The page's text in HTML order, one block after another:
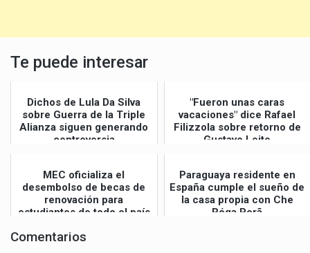
Te puede interesar
Dichos de Lula Da Silva
sobre Guerra de la Triple
Alianza siguen generando
controversia
"Fueron unas caras
vacaciones" dice Rafael
Filizzola sobre retorno de
Gustavo Leite
MEC oficializa el
desembolso de becas de
renovación para
estudiantes de todo el país
Paraguaya residente en
España cumple el sueño de
la casa propia con Che
Róga Porã
Comentarios